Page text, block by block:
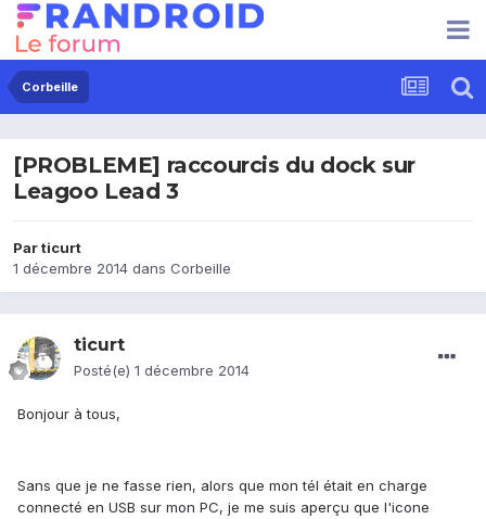
Corbeille
[PROBLEME] raccourcis du dock sur
Leagoo Lead 3
Particurt
1 décembre 2014 dans Corbeille
ticurt
Posté(e) 1 décembre 2014
Bonjour à tous,
Sans que je ne fasse rien, alors que mon tél était en charge
connecté en USB sur mon PC, je me suis aperçu que l'icone